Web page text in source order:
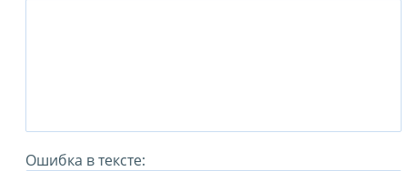
Ошибка в тексте: